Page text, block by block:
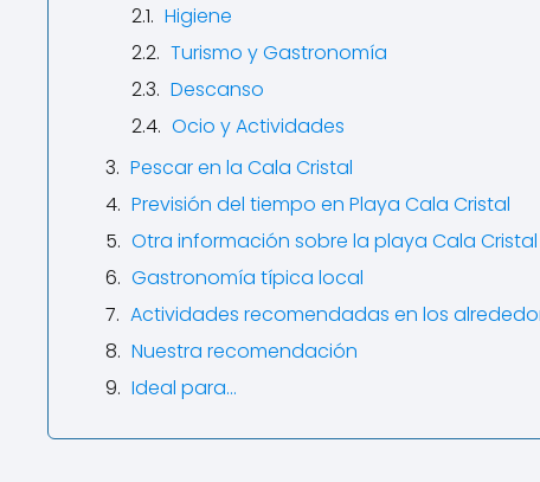
Higiene
Turismo y Gastronomía
Descanso
Ocio y Actividades
Pescar en la Cala Cristal
Previsión del tiempo en Playa Cala Cristal
Otra información sobre la playa Cala Cristal
Gastronomía típica local
Actividades recomendadas en los
Nuestra recomendación
Ideal para...